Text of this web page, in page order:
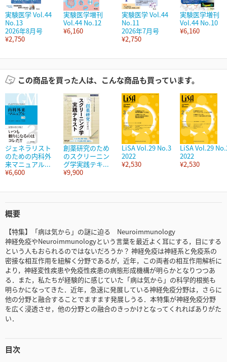
実験医学 Vol.44
No.13
2026年8月号
¥2,750
実験医学増刊
Vol.44 No.12
¥6,160
実験医学 Vol.44
No.11
2026年7月号
¥2,750
実験医学増刊
Vol.44 No.10
¥6,160
この商品を買った人は、こんな商品も買っています。
ジェネラリスト
のための内科外
来マニュアル...
¥6,600
創薬研究のため
のスクリーニン
グ学実践テキ...
¥9,900
LiSA Vol.29 No.3
2022
¥2,530
LiSA Vol.29
2022
¥2,530
概要
【特集】「病は気から」の謎に迫る Neuroimmunology
神経免疫やNeuroimmunologyという言葉を最近よく耳にする，目にする
という人もおられるのではないだろうか？ 神経免疫は神経系と免疫系の
密接な相互作用を紐解く分野であるが，近年，この両者の相互作用解析に
より，神経変性疾患や免疫性疾患の病態形成機構が明らかとなりつつあ
る．また，私たちが経験的に感じていた「病は気から」の科学的根拠も
明らかになってきた．近年，急速に発展している神経免疫分野は，さらに
他の分野と融合することでますます発展しうる．本特集が神経免疫分野
を広く浸透させ，他の分野との融合のきっかけとなってくれればありがた
い．
目次